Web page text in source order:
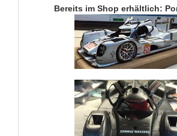
Bereits im Shop erhältlich: